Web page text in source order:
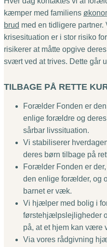
kæmper med familiens
brud med en tidligere
krisesituation er i stor risiko
risikerer at måtte opgive
svært ved at trives. Dette går
TILBAGE PÅ RETTE
Forælder Fonden er
enlige forældre og
sårbar livssituation.
Vi stabiliserer
deres børn tilbage på
Forælder Fonden er
den enlige forælder, og
barnet er væk.
Vi hjælper med bolig i
førstehjælpslejligheder
på, at et hjem kan være
Via vores rådgivning